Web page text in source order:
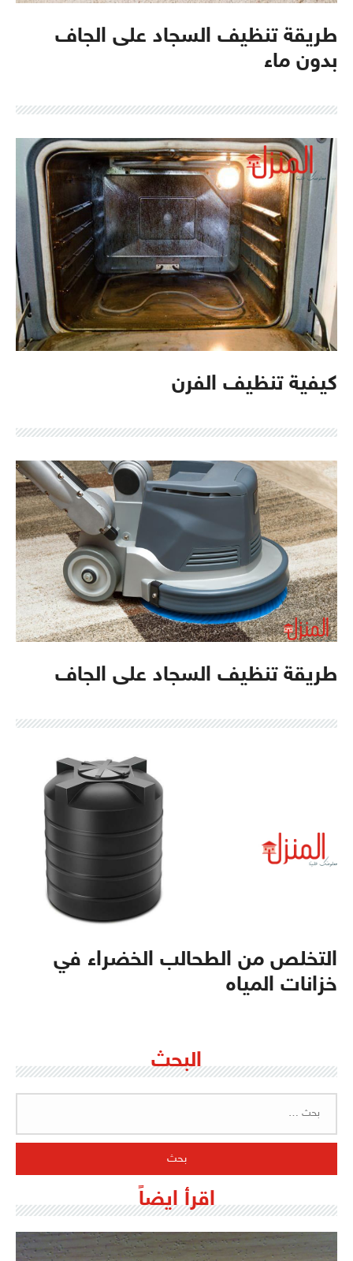
طريقة تنظيف السجاد على الجاف
بدون ماء
كيفية تنظيف الفرن
طريقة تنظيف السجاد على الجاف
التخلص من الطحالب الخضراء في
خزانات المياه
البحث
اقرأ ايضاً